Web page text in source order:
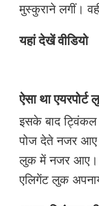
मुस्कुराने लगीं।
यहां देखें वीडियो
ऐसा था एयरपोर्ट
इसके बाद ट्विंकल
पोज देते नजर
लुक में नजर आए।
एलिगेंट लुक